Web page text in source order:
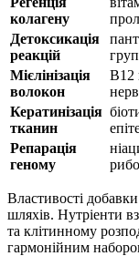
колагену
Детоксикація
реакцій
Мієлінізація
волокон
B12
Кератинізація
тканин
Репарація
геному
Властивості
шляхів. Нутріенти
та клітинному
гармонійним